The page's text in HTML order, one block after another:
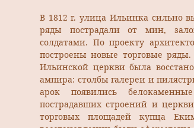
В 1812 г. улица Ильинка сильно
ряды пострадали от мин,
солдатами. По проекту
построены новые торговые
Ильинской церкви была
ампира: столбы галереи и
арок появились
пострадавших строений и
торговых площадей купца